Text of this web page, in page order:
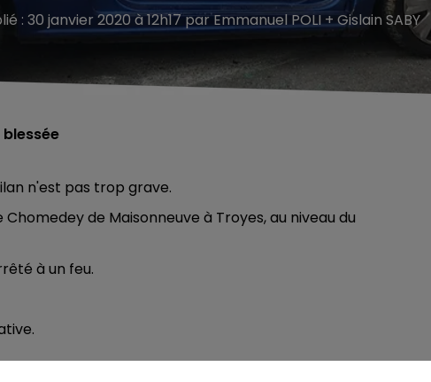
: 30 janvier 2020 à 12h17 par Emmanuel POLI + Gislain SABY
n'est pas trop grave.
de Maisonneuve à Troyes, au niveau du
à un feu.